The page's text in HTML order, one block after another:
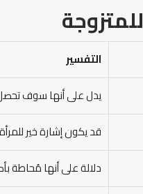
للمتزوجة
التفسير
يدل على أنها سوف تحصل
قد يكون إشارة خير
دلالة على أنها مُحاطة